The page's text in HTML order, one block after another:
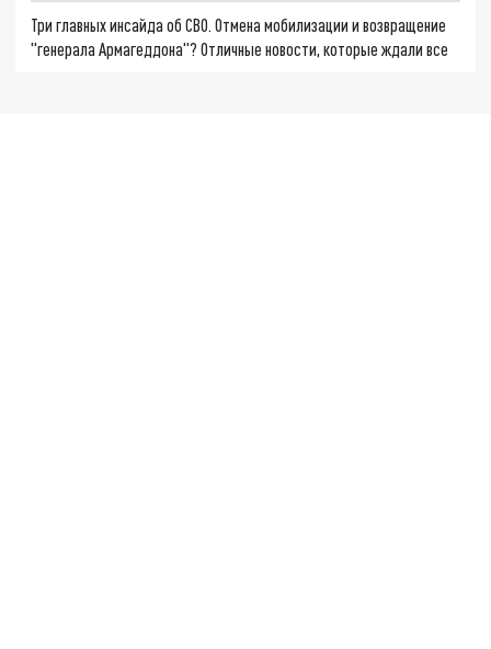
Три главных инсайда об СВО. Отмена мобилизации и возвращение
"генерала Армагеддона"? Отличные новости, которые ждали все